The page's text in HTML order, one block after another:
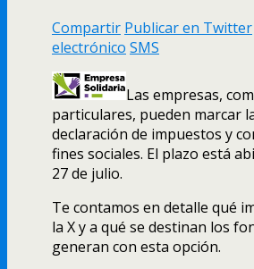
Compartir Publicar en Twitter
electrónico SMS
Las empresas,
particulares, pueden marcar
declaración de impuestos y
fines sociales. El plazo está
27 de julio.
Te contamos en detalle qué
la X y a qué se destinan los
generan con esta opción.